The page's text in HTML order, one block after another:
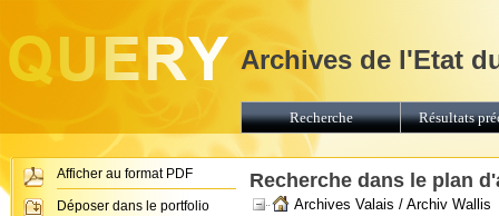
Recherche dans le plan
Archives Valais / Archiv Wallis
Archives de l'Etat
Recherche Résultats
Afficher au format PDF
Déposer dans le portfolio